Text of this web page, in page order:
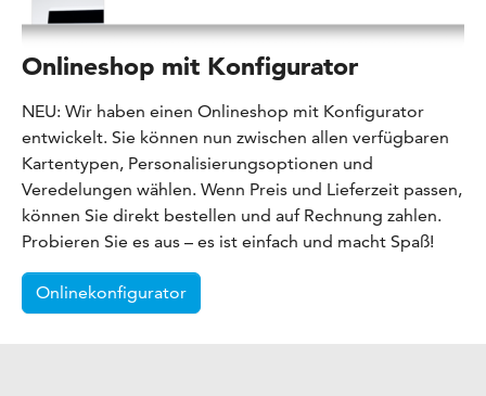
Onlineshop mit Konfigurator
NEU: Wir haben einen Onlineshop mit Konfigurator
entwickelt. Sie können nun zwischen allen verfügbaren
Kartentypen, Personalisierungsoptionen und
Veredelungen wählen. Wenn Preis und Lieferzeit passen,
können Sie direkt bestellen und auf Rechnung zahlen.
Probieren Sie es aus – es ist einfach und macht Spaß!
Onlinekonfigurator